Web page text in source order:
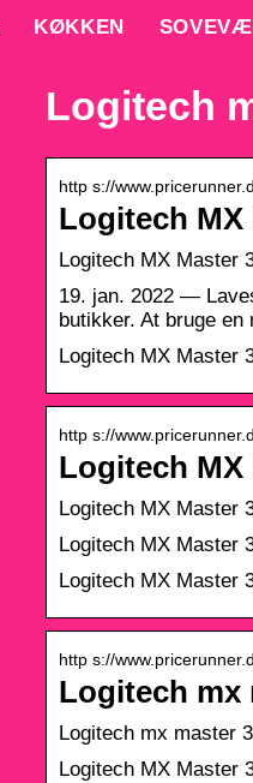
KØKKEN
Logitech
http s://
Logitech MX
Logitech MX Master
19. jan. 2022 —
butikker. At bruge
Logitech MX Master
http s://
Logitech MX
Logitech MX Master
Logitech MX Master
Logitech MX Master
http s://
Logitech mx
Logitech mx master
Logitech MX Master